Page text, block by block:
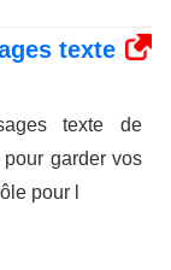
texte
texte de
garder vos
pour l